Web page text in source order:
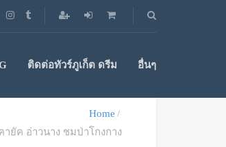
ติดต่อทัวร์ภูเก็ต ดรีม อื่นๆ
Home
ายัค อ่าวนาง ชมป่าโกงกาง